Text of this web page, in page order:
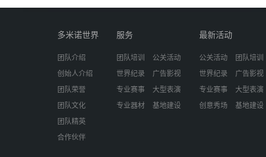
多米诺世界
团队介绍
创始人介绍
团队荣誉
团队文化
团队精英
合作伙伴
服务
公关活动
团队培训
广告影视
世界纪录
大型表演
专业赛事
基地建设
专业器材
最新活动
团队培训
公关活动
广告影视
世界纪录
大型表演
专业赛事
基地建设
创意秀场